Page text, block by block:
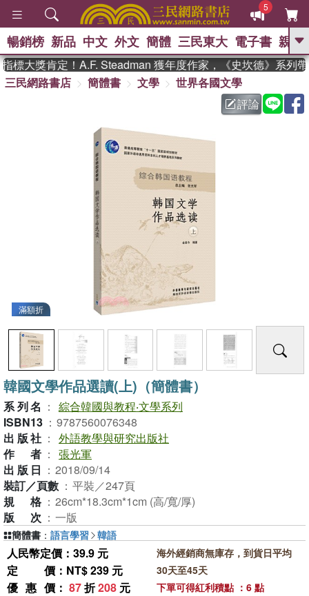
5
GO
熱搜： 東野圭吾 、 高希均教授回憶錄
父親節 、 如果歷
暑期推薦 、 國際布克
獎 臺灣漫遊錄
、 數學女孩：黎曼猜想
偉大的迷走神經
暢銷榜 新品 中文 外文 簡體 三民東大 電子書 親子
大獎肯定！A.F. Steadman 獲年度作家，《史坎德》系列帶
三民網路書店
簡體書 文學
世界各國文學
評論
滿額折
韓國文學作品選讀(上)（簡體書）
系列名 ： 綜合韓國與教程‧文學系列
ISBN13 ： 9787560076348
出版社 ： 外語教學與研究出版社
作者 ： 張光軍
出版日 ： 2018/09/14
裝訂／頁數 ： 平裝／247頁
規格 ： 26cm*18.3cm*1cm (高/寬/厚)
版次 ： 一版
人民幣定價：39.9 元
定價 ：NT$ 239 元
優惠價 ： 87折208 元
海外經銷商無庫存，到貨日平均
30天至45天
下單可得紅利積點 ：6 點
簡體書 ： 語言學習 韓語